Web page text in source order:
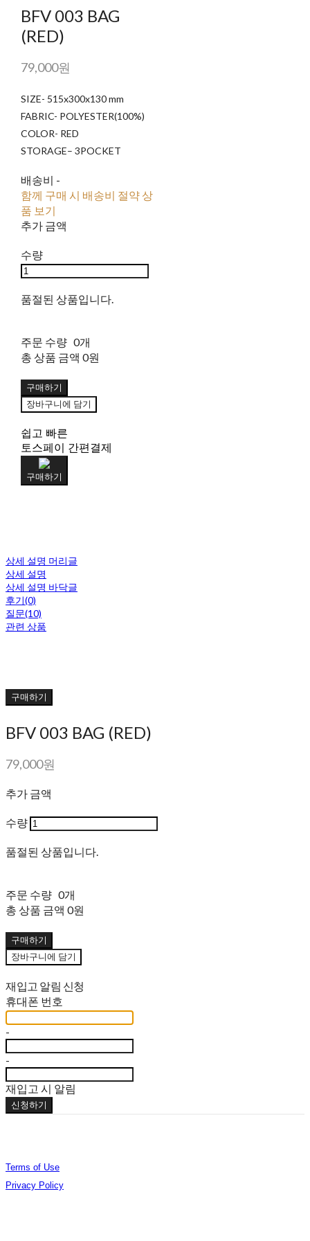
BFV 003 BAG
(RED)
79,000원
SIZE- 515x300x130 mm
FABRIC- POLYESTER(100%)
COLOR- RED
STORAGE– 3POCKET
배송비 -
함께 구매 시 배송비 절약 상
품 보기
추가 금액
수량
품절된 상품입니다.
주문 수량 0개
총 상품 금액 0원
구매하기
장바구니에 담기
쉽고 빠른
토스페이 간편결제
구매하기
상세 설명 머리글
상세 설명
상세 설명 바닥글
후기(0)
질문(10)
관련 상품
구매하기
BFV 003 BAG (RED)
79,000원
추가 금액
수량
품절된 상품입니다.
주문 수량 0개
총 상품 금액 0원
구매하기
장바구니에 담기
재입고 알림 신청
휴대폰 번호
-
-
재입고 시 알림
신청하기
Terms of Use
Privacy Policy